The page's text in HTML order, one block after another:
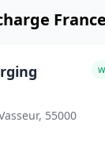
55000